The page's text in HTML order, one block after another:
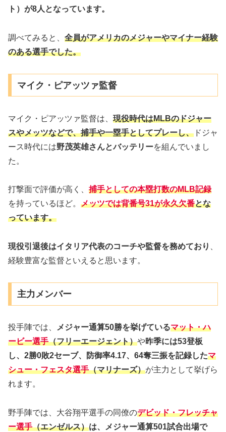
ト）が8人となっています。
調べてみると、 全員がアメリカのメジャーやマイナー経験
のある選手でした。
マイク・ピアッツァ監督
マイク・ピアッツァ監督は、 現役時代はMLBのドジャー
スやメッツなどで、捕手や一塁手としてプレーし、 ドジャ
ース時代には野茂英雄さんとバッテリーを組んでいまし
た。
打撃面で評価が高く、 捕手としての本塁打数のMLB記録
を持っているほど。 メッツでは背番号31が永久欠番とな
っています。
現役引退後はイタリア代表のコーチや監督を務めており
経験豊富な監督といえると思います。
主力メンバー
投手陣では、 メジャー通算50勝を挙げているマット・ハ
ービー選手（フリーエージェント）や昨季には53登板
し、2勝0敗2セーブ、防御率4.17、64奪三振を記録したマ
シュー・フェスタ選手（マリナーズ）が主力として挙げら
れます。
野手陣では、大谷翔平選手の同僚のデビッド・フレッチャ
ー選手（エンゼルス）は、メジャー通算501試合出場で